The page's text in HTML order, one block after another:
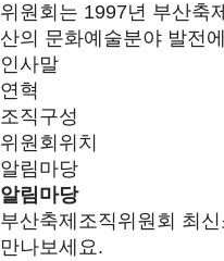
위원회는 1997년 부산축
산의 문화예술분야 발전
인사말
연혁
조직구성
위원회위치
알림마당
알림마당
부산축제조직위원회 최
만나보세요.